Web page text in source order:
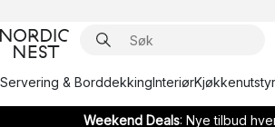
Servering & BorddekkingInteriørKjøkkenutstyr
Weekend Deals: Nye tilbud